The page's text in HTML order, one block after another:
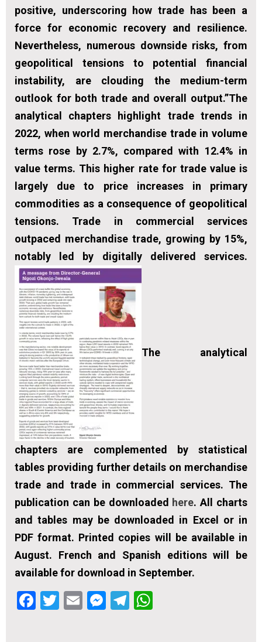
positive, underscoring how trade has been a
force for economic recovery and resilience.
Nevertheless, numerous downside risks, from
geopolitical tensions to potential financial
instability, are clouding the medium-term
outlook for both trade and overall output.”The
analytical chapters highlight trade trends in
2022, when world merchandise trade in volume
terms rose by 2.7%, compared with 12.4% in
value terms. This higher rate for trade value is
largely due to price increases in primary
commodities as a consequence of geopolitical
tensions. Trade in commercial services
outpaced merchandise trade, growing by 15%,
notably led by digitally delivered services.
The analytical
chapters are complemented by statistical
tables providing further details on merchandise
trade and trade in commercial services. The
publication can be downloaded here. All charts
and tables may be downloaded in Excel or in
PDF format. Printed copies will be available in
August. French and Spanish editions will be
available for download in September.
Facebook
Twitter
EmailMessenger
Telegram